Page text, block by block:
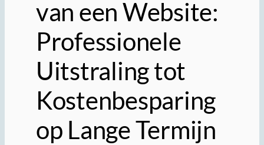
van een Website:
Professionele
Uitstraling tot
Kostenbesparing
op Lange Termijn